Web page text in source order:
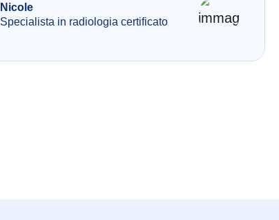
Nicole
Specialista in radiologia certificato